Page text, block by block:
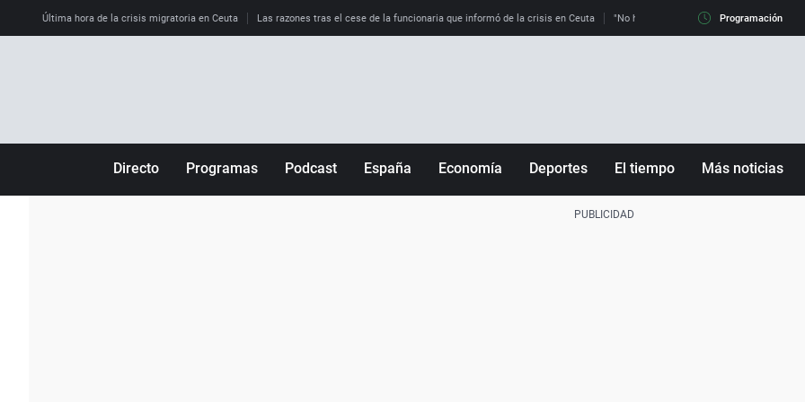
Última hora de la crisis migratoria en Ceuta Las razones tras el cese de la funcionaria que informó de la crisis en Ceuta "No hay mafias, que no nos engañen":
Programación
Directo Programas Podcast España Economía Deportes El tiempo Más noticias